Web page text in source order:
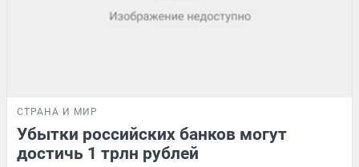
СТРАНА И МИР
Убытки российских банков могут
достичь 1 трлн рублей